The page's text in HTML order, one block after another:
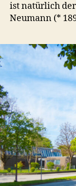
ist natürlich
Neumann (*